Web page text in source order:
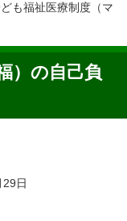
も福祉医療制度（マ
）の⾃⼰負
日